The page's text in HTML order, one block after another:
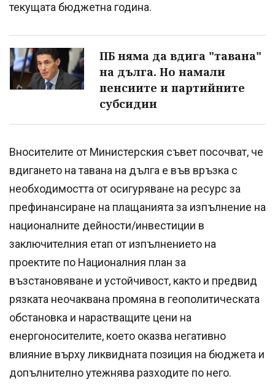
текущата бюджетна година.
ПБ няма да вдига "тавана"
на дълга. Но намали
пенсиите и партийните
субсидии
Вносителите от Министерския съвет посочват, че
вдигането на тавана на дълга е във връзка с
необходимостта от осигуряване на ресурс за
префинансиране на плащанията за изпълнение на
националните дейности/инвестиции в
заключителния етап от изпълнението на
проектите по Националния план за
възстановяване и устойчивост, както и предвид
рязката неочаквана промяна в геополитическата
обстановка и нарастващите цени на
енергоносителите, което оказва негативно
влияние върху ликвидната позиция на бюджета и
допълнително утежнява разходите по него.